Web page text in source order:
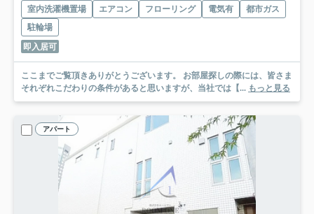
室内洗濯機置場 エアコン フローリング 電気有
都市ガス
駐輪場
即入居可
ここまでご覧頂きありがとうございます。 お部屋探しの際には、皆さま
それぞれこだわりの条件があると思いますが、当社では【... もっと見る
アパート